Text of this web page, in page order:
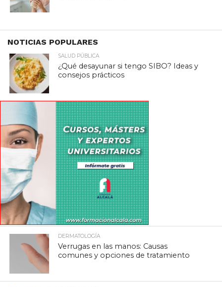
NOTICIAS POPULARES
SALUD PÚBLICA
¿Qué desayunar si tengo SIBO? Ideas y
consejos prácticos
DERMATOLOGÍA
Verrugas en las manos: Causas
comunes y opciones de tratamiento